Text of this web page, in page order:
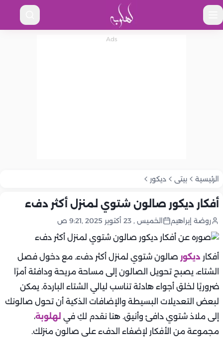
الرئيسية بيتى ديكور
أفكار ديكور صالون شتوي لمنزل أكثر دفء
روضة إبراهيم الخميس , 23 أكتوبر 2025 ,9:21 ص
أفكار ديكور صالون شتوي لمنزل أكثر دفء. مع دخول فصل
الشتاء، يصبح تحويل الصالون إلى مساحة مريحة ودافئة أمرًا
ضروريًا لخلق أجواء هادئة تناسب ليالي الشتاء الباردة. يمكن
لبعض التعديلات البسيطة والإضافات الذكية أن تحول صالونك
إلى ملاذ شتوي دافئ وأنيق. هنا نقدم لكِ في لهلوبة،
مجموعة من الأفكار لإضفاء الدفء على صالون منزلك.